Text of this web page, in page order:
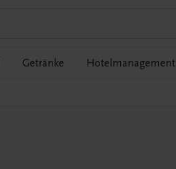
Getränke Hotelmanagement